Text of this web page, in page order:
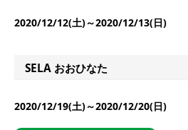
2020/12/12(土)～2020/12/13(日)
SELA おおひなた
2020/12/19(土)～2020/12/20(日)